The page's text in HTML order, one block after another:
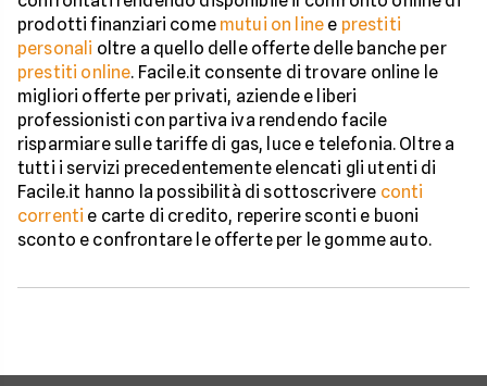
prodotti finanziari come mutui on line e prestiti
personali oltre a quello delle offerte delle banche per
prestiti online. Facile.it consente di trovare online le
migliori offerte per privati, aziende e liberi
professionisti con partiva iva rendendo facile
risparmiare sulle tariffe di gas, luce e telefonia. Oltre a
tutti i servizi precedentemente elencati gli utenti di
Facile.it hanno la possibilità di sottoscrivere conti
correnti e carte di credito, reperire sconti e buoni
sconto e confrontare le offerte per le gomme auto.